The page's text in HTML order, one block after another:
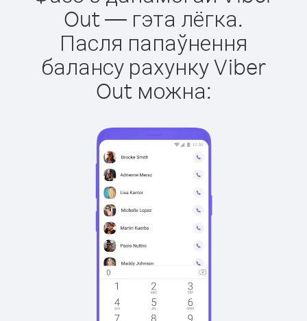
Out — гэта лёгка.
Пасля папаўнення
балансу рахунку Viber
Out можна: